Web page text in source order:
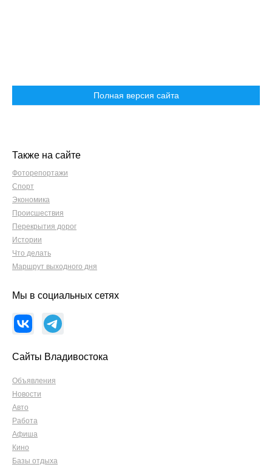
Полная версия сайта
Также на сайте
Фоторепортажи
Спорт
Экономика
Происшествия
Перекрытия дорог
Истории
Что делать
Маршрут выходного дня
Мы в социальных сетях
Сайты Владивостока
Объявления
Новости
Авто
Работа
Афиша
Кино
Базы отдыха